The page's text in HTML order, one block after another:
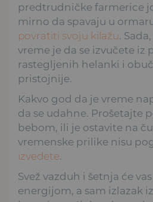
predtrudničke farmerice
mirno da spavaju u
povratiti svoju kilažu.
vreme je da se izvučete iz
rastegljenih helanki i
pristojnije.
Kakvo god da je vreme
da se udahne. Prošetajte
bebom, ili je ostavite na
vremenske prilike nisu
izvedete.
Svež vazduh i šetnja će
energijom, a sam izlazak